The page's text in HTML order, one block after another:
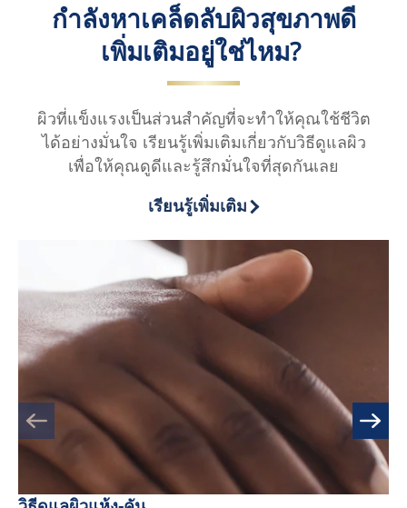
กำลังหาเคล็ดลับผิวสุขภาพดี
เพิ่มเติมอยู่ใช่ไหม?
ผิวที่แข็งแรงเป็นส่วนสำคัญที่จะทำให้คุณใช้ชีวิต
ได้อย่างมั่นใจ เรียนรู้เพิ่มเติมเกี่ยวกับวิธีดูแลผิว
เพื่อให้คุณดูดีและรู้สึกมั่นใจที่สุดกันเลย
เรียนรู้เพิ่มเติม